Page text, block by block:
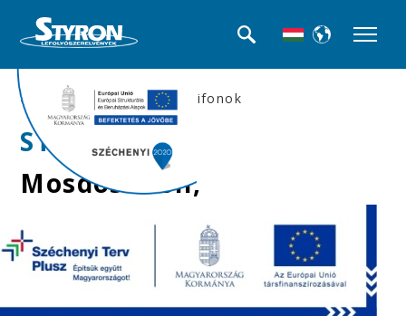
>>Mosdó búra-, és csőszifonok
STY-531
Mosdószifon,
leeresztőszeleppel,
Ø40 mm-es elfolyással